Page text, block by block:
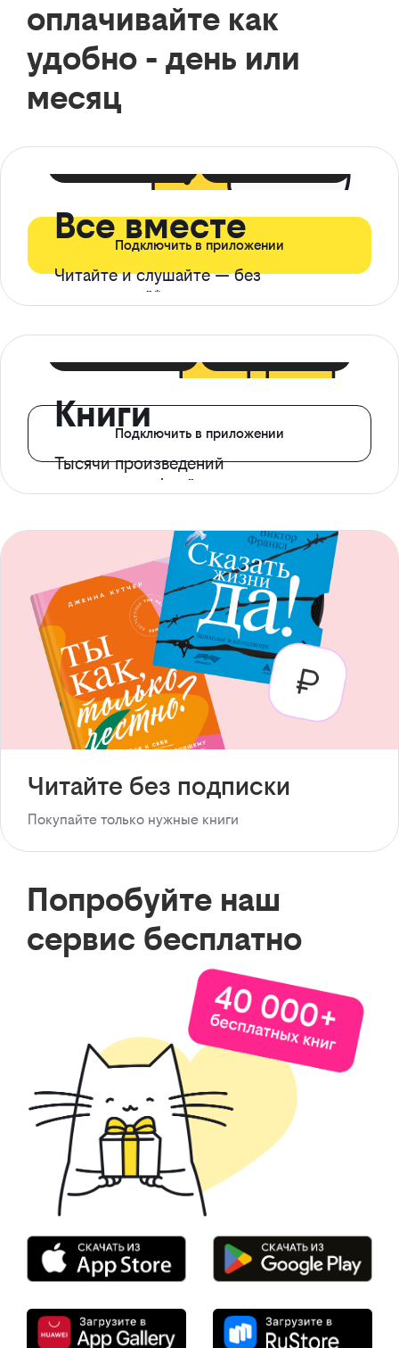
оплачивайте как
удобно - день или
месяц
Все вместе
Читайте и слушайте — без
ограничений*
Подключить в приложении
Книги
Тысячи произведений
с доступом офлайн
Подключить в приложении
Читайте без подписки
Покупайте только нужные книги
Попробуйте наш
сервис бесплатно